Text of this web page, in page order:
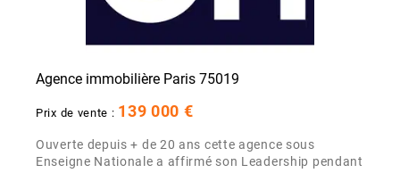
Agence immobilière Paris 75019
Prix de vente : 139 000 €
Ouverte depuis + de 20 ans cette agence sous
Enseigne Nationale a affirmé son Leadership pendant